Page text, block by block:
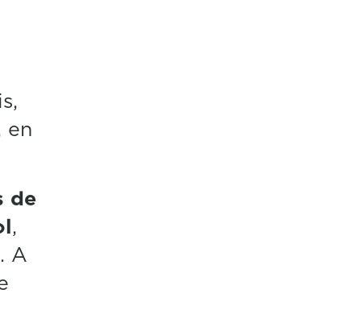
en
de
,
A